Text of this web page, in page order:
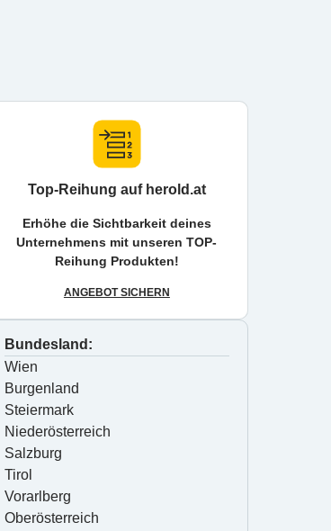
Top-Reihung auf herold.at
Erhöhe die Sichtbarkeit deines
Unternehmens mit unseren TOP-
Reihung Produkten!
ANGEBOT SICHERN
Bundesland:
Wien
Burgenland
Steiermark
Niederösterreich
Salzburg
Tirol
Vorarlberg
Oberösterreich